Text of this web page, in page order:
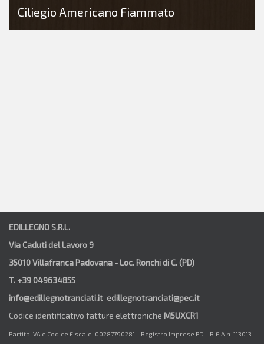
Ciliegio Americano Fiammato
EDILLEGNO S.R.L.
Via Caduti del Lavoro 9
35010 Villafranca Padovana - Loc. Ronchi di C. (PD)
T. +39 049634855
info@edillegnotranciati.it edillegnotranciati@pec.it
Codice identificativo fatture elettroniche M5UXCR1
Partita IVA e Codice Fiscale: 00287790281 – Registro Imprese PD – R.E.A n. 113013